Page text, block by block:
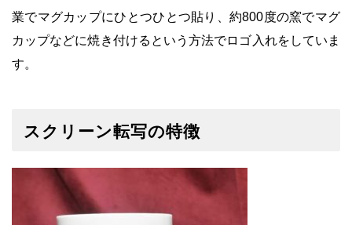
業でマグカップにひとつひとつ貼り、約800度の窯でマグ
カップなどに焼き付けるという方法でロゴ入れをしていま
す。
スクリーン転写の特徴